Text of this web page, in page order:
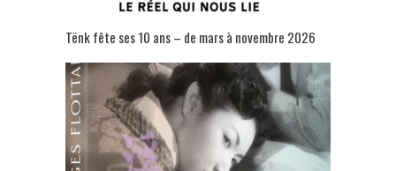
Tënk fête ses 10 ans – de mars à novembre 2026